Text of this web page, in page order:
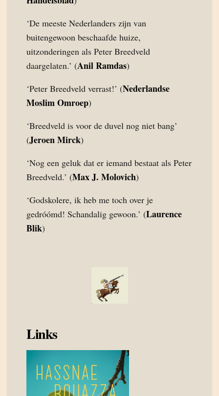
‘De meeste Nederlanders zijn van
buitengewoon beschaafde huize,
uitzonderingen als Peter Breedveld
daargelaten.’ (Anil Ramdas)
‘Peter Breedveld verrast!’ (Nederlandse
Moslim Omroep)
‘Breedveld is voor de duvel nog niet bang’
(Jeroen Mirck)
‘Nog een geluk dat er iemand bestaat als Peter
Breedveld.’ (Max J. Molovich)
‘Godskolere, ik heb me toch over je
gedróómd! Schandalig gewoon.’ (Laurence
Blik)
Links